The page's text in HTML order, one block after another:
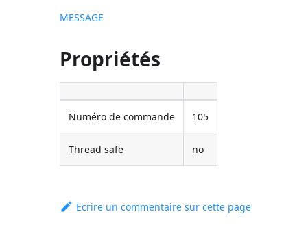
MESSAGE
Propriétés
Numéro de commande 105
Thread safe no
Ecrire un commentaire sur cette page